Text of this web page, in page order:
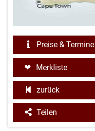
Preise & Termine
Merkliste
zurück
Teilen